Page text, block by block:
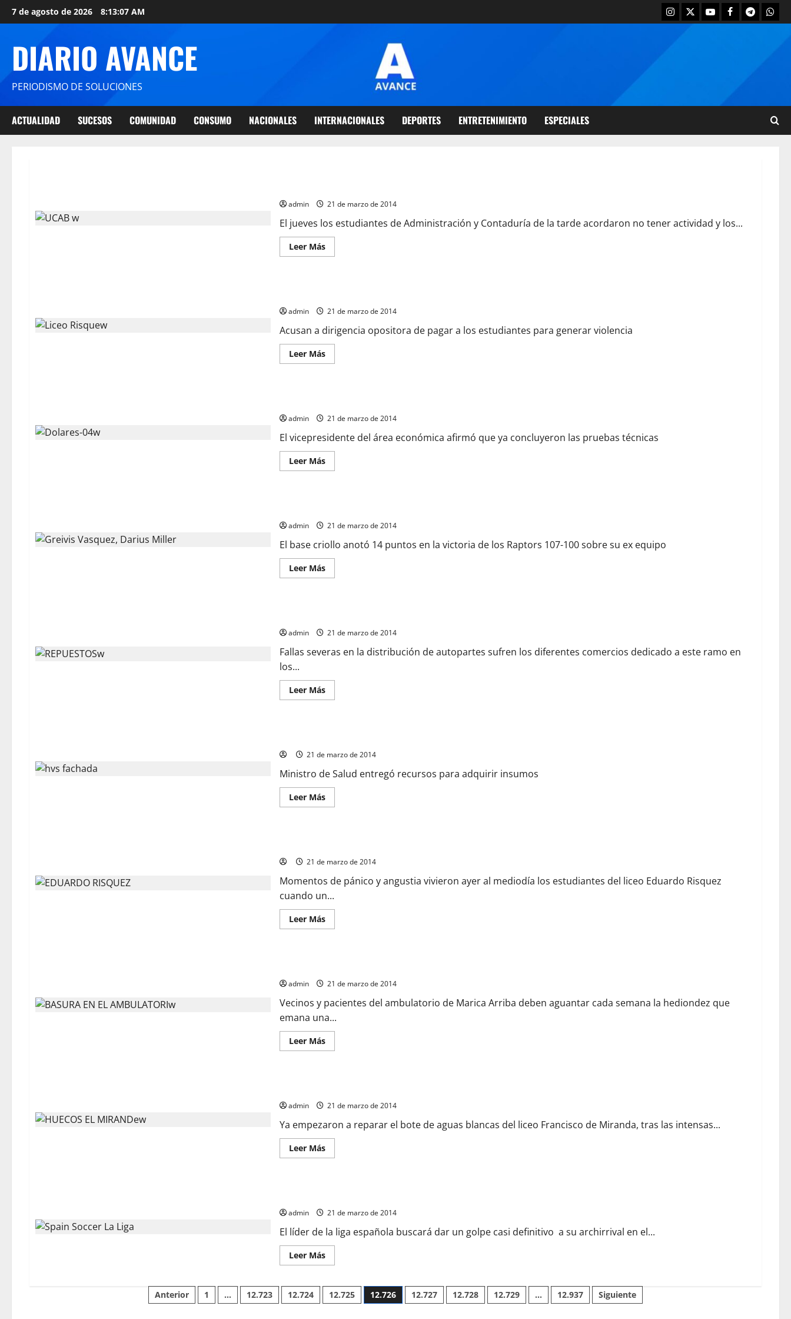
7 de agosto de 2026 8:13:07 AM
DIARIO AVANCE
PERIODISMO DE SOLUCIONES
ACTUALIDAD SUCESOS COMUNIDAD CONSUMO NACIONALES INTERNACIONALES DEPORTES ENTRETENIMIENTO ESPECIALES
admin 21 de marzo de 2014
El jueves los estudiantes de Administración y Contaduría de la tarde acordaron no tener actividad y los...
Leer Más
admin 21 de marzo de 2014
Acusan a dirigencia opositora de pagar a los estudiantes para generar violencia
Leer Más
admin 21 de marzo de 2014
El vicepresidente del área económica afirmó que ya concluyeron las pruebas técnicas
Leer Más
admin 21 de marzo de 2014
El base criollo anotó 14 puntos en la victoria de los Raptors 107-100 sobre su ex equipo
Leer Más
admin 21 de marzo de 2014
Fallas severas en la distribución de autopartes sufren los diferentes comercios dedicado a este ramo en
los...
Leer Más
21 de marzo de 2014
Ministro de Salud entregó recursos para adquirir insumos
Leer Más
21 de marzo de 2014
Momentos de pánico y angustia vivieron ayer al mediodía los estudiantes del liceo Eduardo Risquez
cuando un...
Leer Más
admin 21 de marzo de 2014
Vecinos y pacientes del ambulatorio de Marica Arriba deben aguantar cada semana la hediondez que
emana una...
Leer Más
admin 21 de marzo de 2014
Ya empezaron a reparar el bote de aguas blancas del liceo Francisco de Miranda, tras las intensas...
Leer Más
admin 21 de marzo de 2014
El líder de la liga española buscará dar un golpe casi definitivo a su archirrival en el...
Leer Más
Anterior 1 … 12.723 12.724 12.725 12.726 12.727 12.728 12.729 … 12.937 Siguiente